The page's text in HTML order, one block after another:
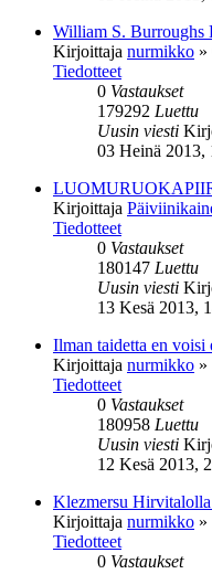
William S. Burroughs
Kirjoittaja nurmikko »
Tiedotteet
0 Vastaukset
179292 Luettu
Uusin viesti
03 Heinä 2013,
Kirjoittaja
Tiedotteet
0 Vastaukset
180147 Luettu
Uusin viesti
13 Kesä 2013,
Ilman taidetta en voisi
Kirjoittaja nurmikko »
Tiedotteet
0 Vastaukset
180958 Luettu
Uusin viesti
12 Kesä 2013,
Klezmersu
Kirjoittaja nurmikko »
Tiedotteet
0 Vastaukset